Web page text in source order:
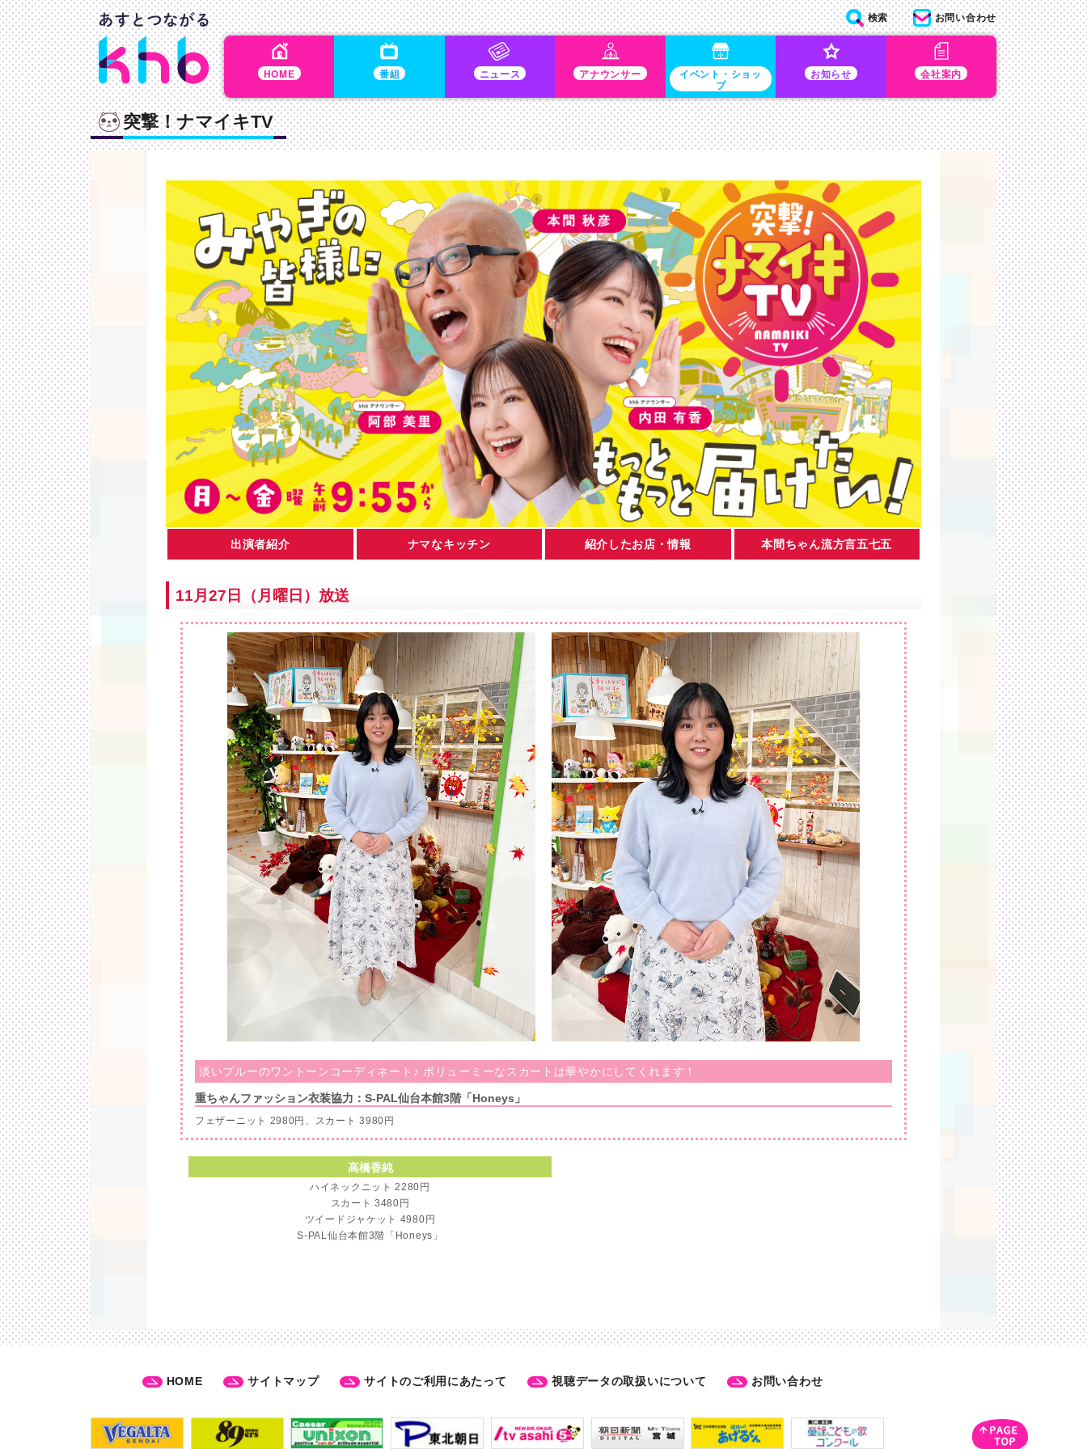
HOME 番組 ニュース アナウンサー イベント・ショッ
プ
お知らせ 会社案内
検索 お問い合わせ
突撃！ナマイキTV
出演者紹介 ナマなキッチン 紹介したお店・情報 本間ちゃん流方言五七五
11月27日（月曜日）放送
淡いブルーのワントーンコーディネート♪ ボリューミーなスカートは華やかにしてくれます！
重ちゃんファッション衣装協力：S-PAL仙台本館3階「Honeys」
フェザーニット 2980円、スカート 3980円
高橋香純
ハイネックニット 2280円
スカート 3480円
ツイードジャケット 4980円
S-PAL仙台本館3階「Honeys」
HOME サイトマップ サイトのご利用にあたって 視聴データの取扱いについて お問い合わせ